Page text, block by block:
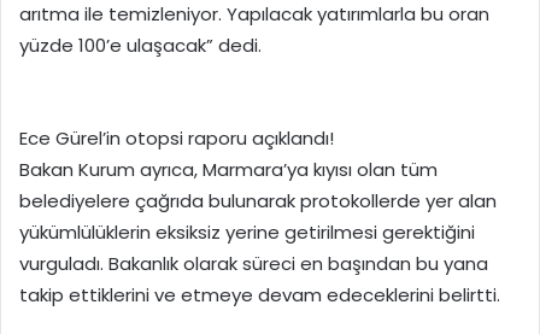
arıtma ile temizleniyor. Yapılacak yatırımlarla bu oran
yüzde 100’e ulaşacak” dedi.
Ece Gürel’in otopsi raporu açıklandı!
Bakan Kurum ayrıca, Marmara’ya kıyısı olan tüm
belediyelere çağrıda bulunarak protokollerde yer alan
yükümlülüklerin eksiksiz yerine getirilmesi gerektiğini
vurguladı. Bakanlık olarak süreci en başından bu yana
takip ettiklerini ve etmeye devam edeceklerini belirtti.